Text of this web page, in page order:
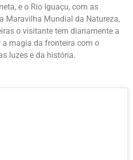
e o Rio Iguaçu, com as
Maravilha Mundial da Natureza,
o visitante tem diariamente a
a magia da fronteira com o
luzes e da história.